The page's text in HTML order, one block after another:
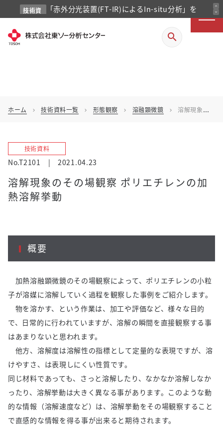
技術資
料
「赤外分光装置(FT-IR)によるIn-situ分析」を
掲載しました
expand_less
expand_more
search
ホーム chevron_right 技術資料一覧 chevron_right 形態観察 chevron_right 溶融顕微鏡 chevron_right 溶解現象のその場観察 ポリエチレンの加熱溶解挙動
技術資料
No.T2101 | 2021.04.23
溶解現象のその場観察 ポリエチレンの加
熱溶解挙動
概要
加熱溶融顕微鏡のその場観察によって、ポリエチレンの小粒
子が溶媒に溶解していく過程を観察した事例をご紹介します。
物を溶かす、という作業は、加工や評価など、様々な目的
で、日常的に行われていますが、溶解の瞬間を直接観察する事
はあまりないと思われます。
他方、溶解度は溶解性の指標として定量的な表現ですが、溶
けやすさ、は表現しにくい性質です。
同じ材料であっても、さっと溶解したり、なかなか溶解しなか
ったり、溶解挙動は大きく異なる事があります。このような動
的な情報（溶解速度など）は、溶解挙動をその場観察すること
で直感的な情報を得る事が出来ると期待されます。